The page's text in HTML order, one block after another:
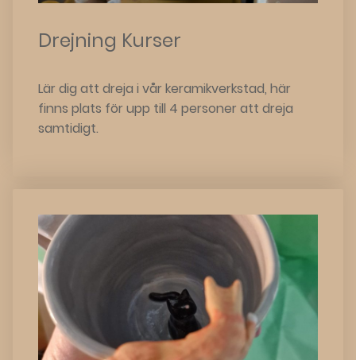
Drejning Kurser
Lär dig att dreja i vår keramikverkstad, här
finns plats för upp till 4 personer att dreja
samtidigt.